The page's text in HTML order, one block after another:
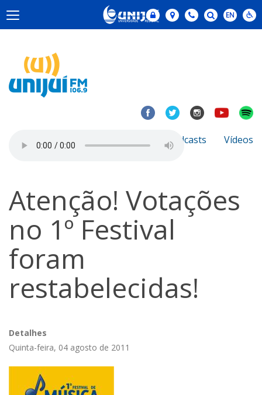
Notícias Podcasts Vídeos
Atenção! Votações
no 1º Festival
foram
restabelecidas!
Detalhes
Quinta-feira, 04 agosto de 2011